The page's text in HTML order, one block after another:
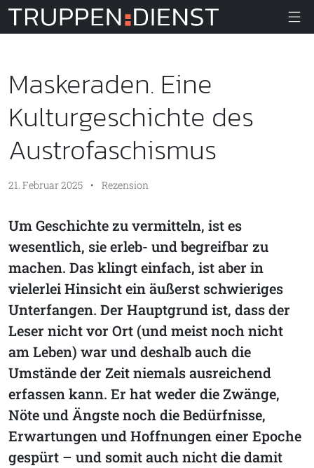
Truppendienst
Maskeraden. Eine
Kulturgeschichte des
Austrofaschismus
21. Februar 2025 • Rezension
Um Geschichte zu vermitteln, ist es
wesentlich, sie erleb- und begreifbar zu
machen. Das klingt einfach, ist aber in
vielerlei Hinsicht ein äußerst schwieriges
Unterfangen. Der Hauptgrund ist, dass der
Leser nicht vor Ort (und meist noch nicht
am Leben) war und deshalb auch die
Umstände der Zeit niemals ausreichend
erfassen kann. Er hat weder die Zwänge,
Nöte und Ängste noch die Bedürfnisse,
Erwartungen und Hoffnungen einer Epoche
gespürt – und somit auch nicht die damit